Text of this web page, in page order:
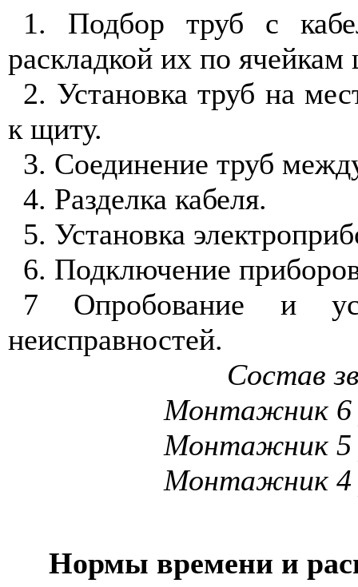
1. Подбор труб с
раскладкой их по ячейкам
2. Установка труб на
к щиту.
3. Соединение труб
4. Разделка кабеля.
5. Установка
6. Подключение
7 Опробование и
неисправностей.
Состав
Монтажник 6
Монтажник
Монтажник 4
Нормы времени и